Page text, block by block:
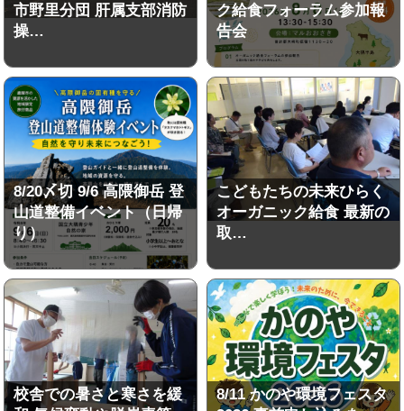
市野里分団 肝属支部消防
操…
ク給食フォーラム参加報
告会
8/20〆切 9/6 高隈御岳 登
山道整備イベント（日帰
り）
こどもたちの未来ひらく
オーガニック給食 最新の
取…
校舎での暑さと寒さを緩
8/11 かのや環境フェスタ